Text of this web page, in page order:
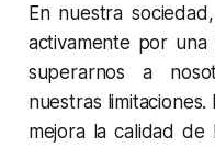
En nuestra
activamente por
superarnos a
nuestras
mejora la calidad de